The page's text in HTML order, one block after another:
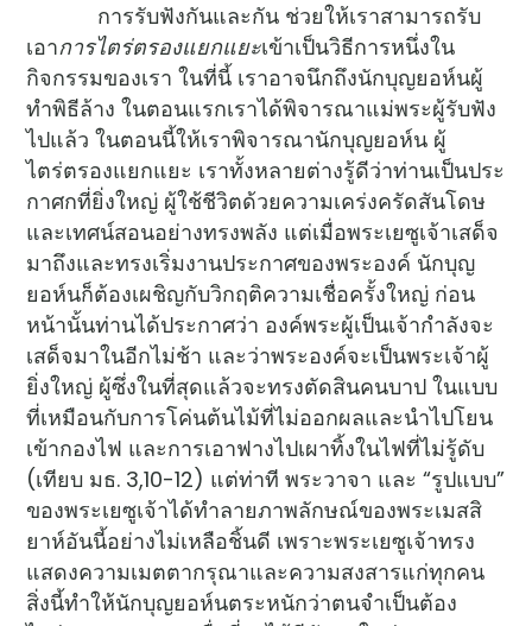
การรับฟังกันและกัน ช่วยให้เราสามารถรับ
เอาการไตร่ตรองแยกแยะเข้าเป็นวิธีการหนึ่งใน
กิจกรรมของเรา ในที่นี้ เราอาจนึกถึงนักบุญยอห์นผู้
ทำพิธีล้าง ในตอนแรกเราได้พิจารณาแม่พระผู้รับฟัง
ไปแล้ว ในตอนนี้ให้เราพิจารณานักบุญยอห์น ผู้
ไตร่ตรองแยกแยะ เราทั้งหลายต่างรู้ดีว่าท่านเป็นประ
กาศกที่ยิ่งใหญ่ ผู้ใช้ชีวิตด้วยความเคร่งครัดสันโดษ
และเทศน์สอนอย่างทรงพลัง แต่เมื่อพระเยซูเจ้าเสด็จ
มาถึงและทรงเริ่มงานประกาศของพระองค์ นักบุญ
ยอห์นก็ต้องเผชิญกับวิกฤติความเชื่อครั้งใหญ่ ก่อน
หน้านั้นท่านได้ประกาศว่า องค์พระผู้เป็นเจ้ากำลังจะ
เสด็จมาในอีกไม่ช้า และว่าพระองค์จะเป็นพระเจ้าผู้
ยิ่งใหญ่ ผู้ซึ่งในที่สุดแล้วจะทรงตัดสินคนบาป ในแบบ
ที่เหมือนกับการโค่นต้นไม้ที่ไม่ออกผลและนำไปโยน
เข้ากองไฟ และการเอาฟางไปเผาทิ้งในไฟที่ไม่รู้ดับ
(เทียบ มธ. 3,10-12) แต่ท่าที พระวาจา และ “รูปแบบ”
ของพระเยซูเจ้าได้ทำลายภาพลักษณ์ของพระเมสสิ
ยาห์อันนี้อย่างไม่เหลือชิ้นดี เพราะพระเยซูเจ้าทรง
แสดงความเมตตากรุณาและความสงสารแก่ทุกคน
สิ่งนี้ทำให้นักบุญยอห์นตระหนักว่าตนจำเป็นต้อง